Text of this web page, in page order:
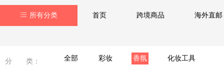
所有分类 首页 跨境商品 海外直邮
分 类： 全部 彩妆 香氛 化妆工具